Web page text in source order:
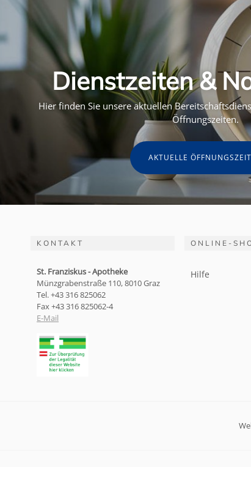
Dienstzeiten &
Hier finden Sie unsere aktuellen
Öffnungszeiten.
AKTUELLE
KONTAKT
St. Franziskus - Apotheke
Münzgrabenstraße 110, 8010 Graz
Tel. +43 316 825062
Fax +43 316 825062-4
E-Mail
ONLINE-
Hilfe